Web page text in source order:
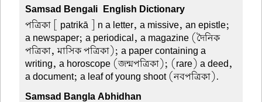
Samsad Bengali-English Dictionary
পত্রিকা [ patrikā ] n a letter, a missive, an epistle;
a newspaper; a periodical, a magazine (দৈনিক
পত্রিকা, মাসিক পত্রিকা); a paper containing a
writing, a horoscope (জন্মপত্রিকা); (rare) a deed,
a document; a leaf of young shoot (নবপত্রিকা).
Samsad Bangla Abhidhan